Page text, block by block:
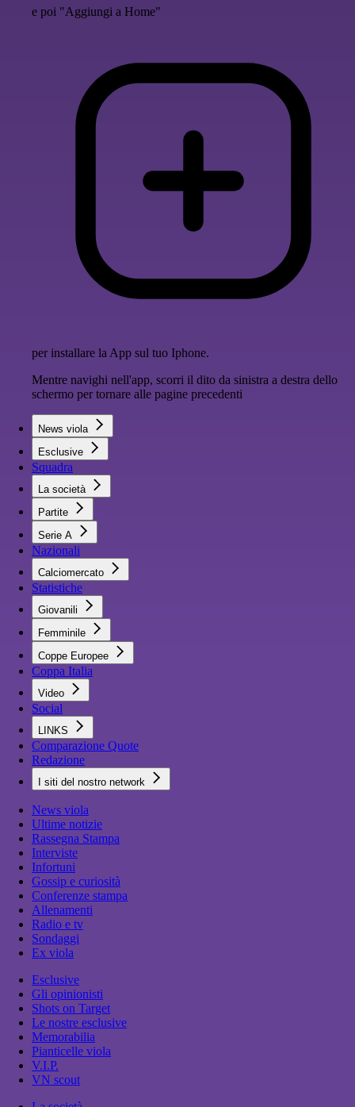
e poi "Aggiungi a Home"
per installare la App sul tuo Iphone.
Mentre navighi nell'app, scorri il dito da sinistra a destra dello
schermo per tornare alle pagine precedenti
News viola
Esclusive
Squadra
La società
Partite
Serie A
Nazionali
Calciomercato
Statistiche
Giovanili
Femminile
Coppe Europee
Coppa Italia
Video
Social
LINKS
Comparazione Quote
Redazione
I siti del nostro network
News viola
Ultime notizie
Rassegna Stampa
Interviste
Infortuni
Gossip e curiosità
Conferenze stampa
Allenamenti
Radio e tv
Sondaggi
Ex viola
Esclusive
Gli opinionisti
Shots on Target
Le nostre esclusive
Memorabilia
Pianticelle viola
V.I.P.
VN scout